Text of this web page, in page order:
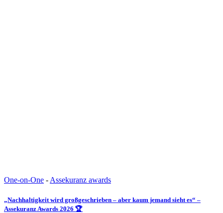
One-on-One -Assekuranz awards
„Nachhaltigkeit wird großgeschrieben – aber kaum jemand sieht es“ –
Assekuranz Awards 2026 🏆